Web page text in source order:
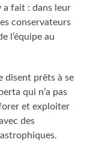
a fait : dans leur
conservateurs
l’équipe au
disent prêts à se
qui n’a pas
et exploiter
des